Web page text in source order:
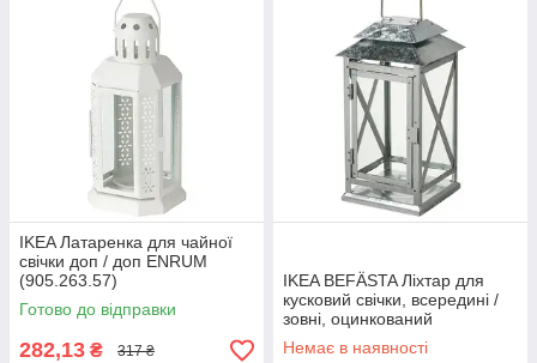
IKEA Латаренка для чайної
свічки доп / доп ENRUM
(905.263.57)
Готово до відправки
282,13 ₴ 317 ₴
IKEA BEFÄSTA Ліхтар для
кусковий свічки, всередині /
зовні, оцинкований
(504.968.33)
Немає в наявності